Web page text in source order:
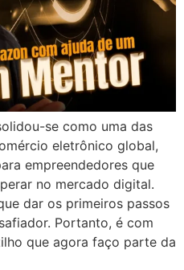
se como uma das
eletrônico global,
empreendedores que
no mercado digital.
dar os primeiros passos
Portanto, é com
que agora faço parte da